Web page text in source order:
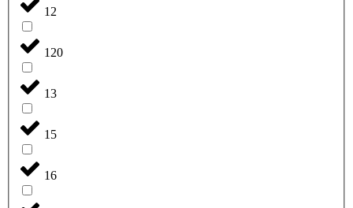
12
120
13
15
16